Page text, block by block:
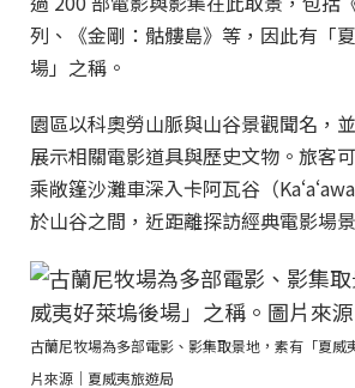
列、《金剛：骷髏島》等，因此有「
場」之稱。
園區以科奧勞山脈與山谷景觀聞名，
展示相關電影道具與歷史文物。旅客
乘敞篷沙灘車深入卡阿瓦谷（
於山谷之間，近距離探訪經典電影場
古蘭尼牧場為多部電影、影集取景地，素有「夏威
片來源｜夏威夷旅遊局